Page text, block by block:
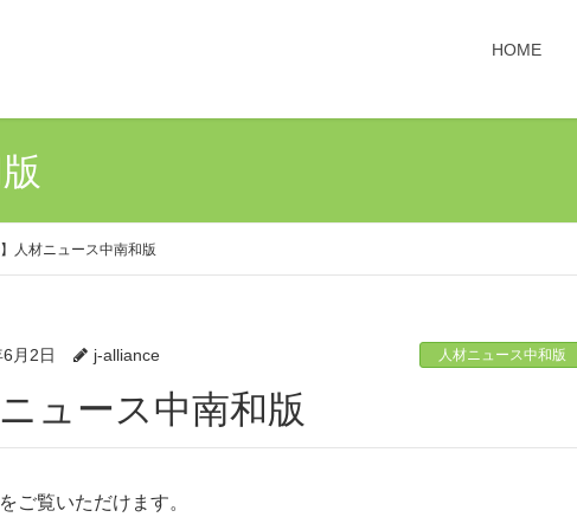
HOME
】人材ニュース中南和版
月2日 j-alliance 人材ニュース中和版
ニュース中南和版
ご覧いただけます。